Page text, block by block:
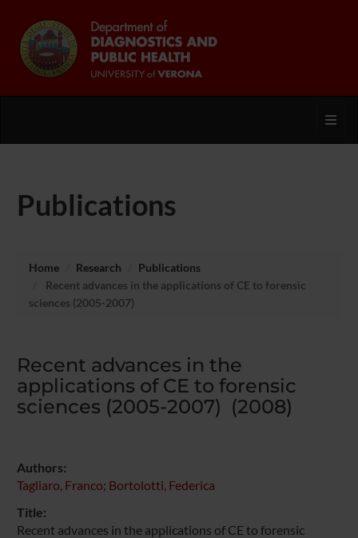
Publications
Home Research
Publications
Recent advances in the applications of CE to forensic
sciences (2005-2007)
Recent advances in the
applications of CE to forensic
sciences (2005-2007) (2008)
Authors:
Tagliaro, Franco; Bortolotti, Federica
Title:
Recent advances in the applications of CE to forensic